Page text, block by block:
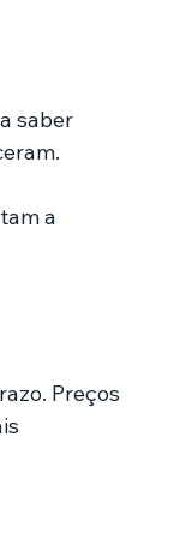
saber
a
Preços